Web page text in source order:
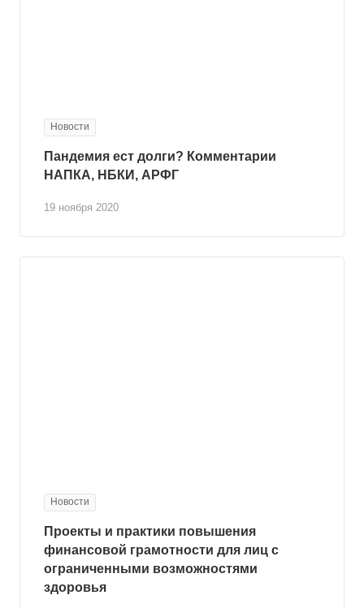
Новости
19 ноября 2020
Пандемия ест долги? Комментарии
НАПКА, НБКИ, АРФГ
Новости
Проекты и практики повышения
финансовой грамотности для лиц с
ограниченными возможностями
здоровья